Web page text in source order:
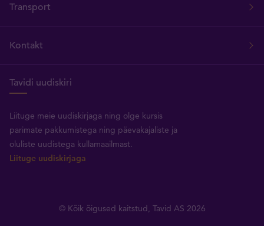
Transport
Kontakt
Tavidi uudiskiri
Liituge meie uudiskirjaga ning olge kursis
parimate pakkumistega ning päevakajaliste ja
oluliste uudistega kullamaailmast.
Liituge uudiskirjaga
© Kõik õigused kaitstud, Tavid AS 2026